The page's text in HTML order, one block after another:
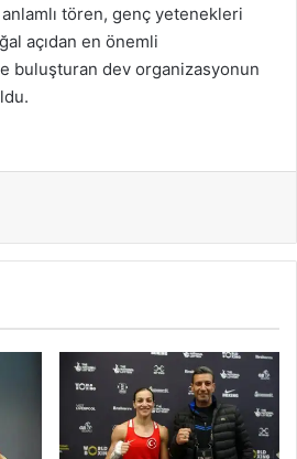
tören, genç yetenekleri
açıdan en önemli
buluşturan dev organizasyonun